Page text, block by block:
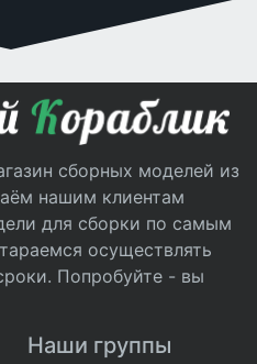
сборных моделей из
нашим клиентам
для сборки по самым
осуществлять
Попробуйте - вы
Наши группы